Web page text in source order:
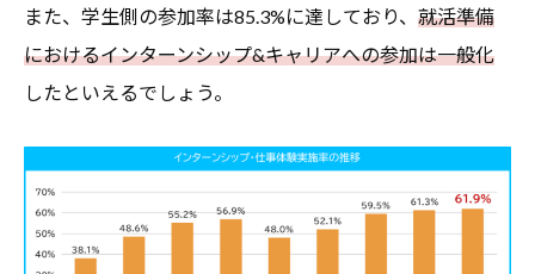
また、学生側の参加率は85.3%に達しており、 就活準備
におけるインターンシップ&キャリアへの参加は一般化
したといえるでしょう。